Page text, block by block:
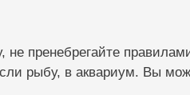
пренебрегайте
рыбу, в аквариум. Вы